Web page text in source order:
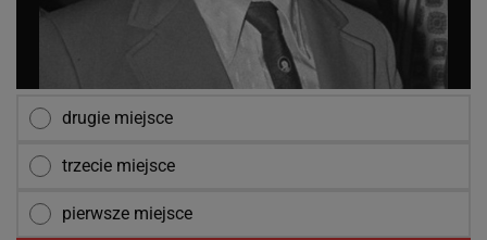
drugie miejsce
trzecie miejsce
pierwsze miejsce